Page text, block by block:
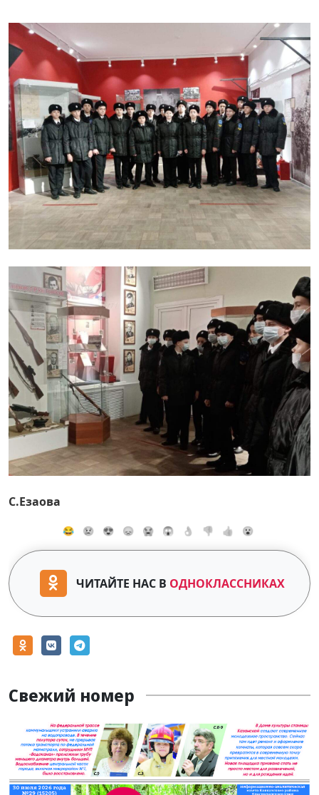
С.Езаова
😂 😢 😍 😞 😭 😱 👌 👎 👍 😮
ЧИТАЙТЕ НАС В ОДНОКЛАССНИКАХ
Свежий номер